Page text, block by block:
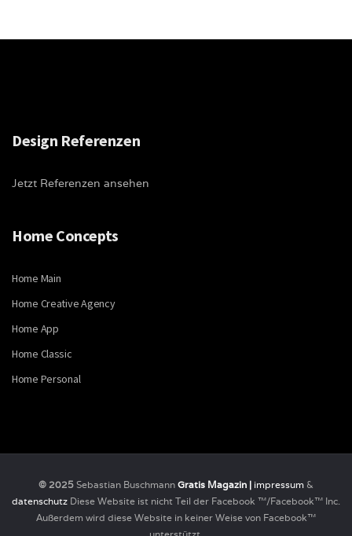
Design Referenzen
Jetzt Referenzen ansehen
Home Concepts
Home Main
Home Creative Agency
Home App
Home Classic
Home Personal
© 2025 Sebastian Buschmann Gratis Magazin | impressum &
datenschutz Diese Website ist nicht Teil der Facebook ™/Facebook™ Inc.
Außerdem wird diese Website in keiner Weise von Facebook™